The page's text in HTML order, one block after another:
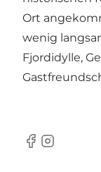
Ort
wenig
Fjordidylle,
Facebook
Instagram